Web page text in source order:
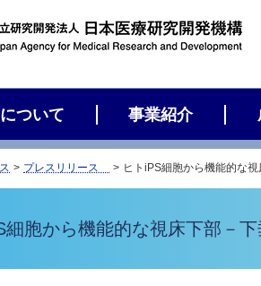
ついて 事業紹介
プレスリリース ヒトiPS細胞から機能的な
細胞から機能的な視床下部－